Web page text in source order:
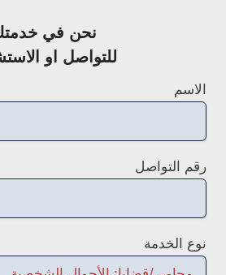
نحن في
للتواصل او
الاسم
رقم التواصل
نوع الخدمة